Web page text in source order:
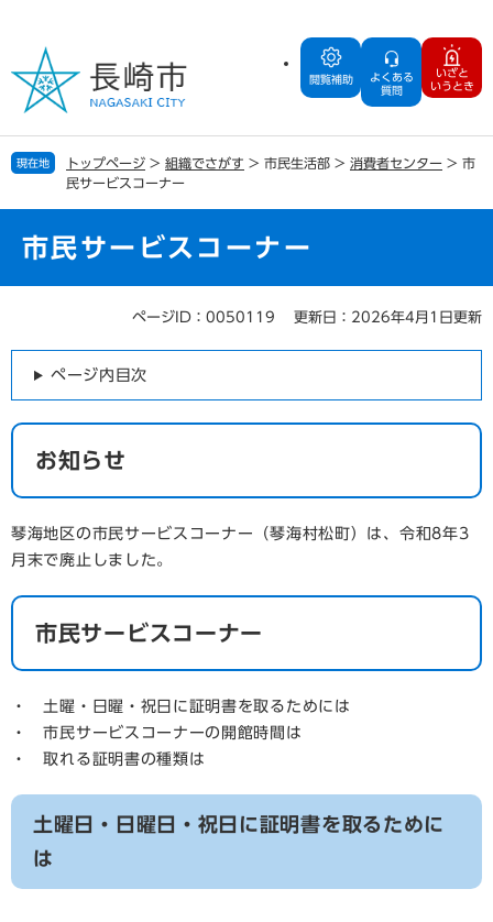
の
で
す
ー
ば
し
閲覧補助
よくある
質問
いざと
いうとき
現在地 トップページ > 組織でさがす > 市民生活部 > 消費者センター > 市
民サービスコーナー
市民サービスコーナー
ページID：0050119 更新日：2026年4月1日更新
ページ内目次
お知らせ
琴海地区の市民サービスコーナー（琴海村松町）は、令和8年3
月末で廃止しました。
市民サービスコーナー
・ 土曜・日曜・祝日に証明書を取るためには
・ 市民サービスコーナーの開館時間は
・ 取れる証明書の種類は
土曜日・日曜日・祝日に証明書を取るために
は